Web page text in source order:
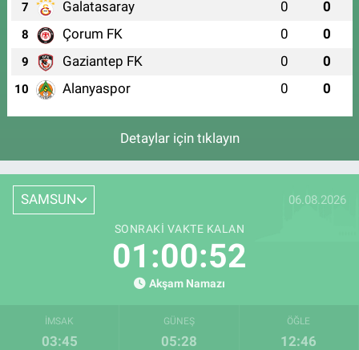
7 Galatasaray 0 0
8 Çorum FK 0 0
9 Gaziantep FK 0 0
10 Alanyaspor 0 0
Detaylar için tıklayın
SAMSUN 06.08.2026
SONRAKI VAKTE KALAN
01:00:51
Akşam Namazı
İMSAK
03:45
GÜNEŞ
05:28
ÖĞLE
12:46